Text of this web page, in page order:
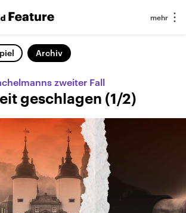
Archiv
zweiter Fall
geschlagen (1/2)